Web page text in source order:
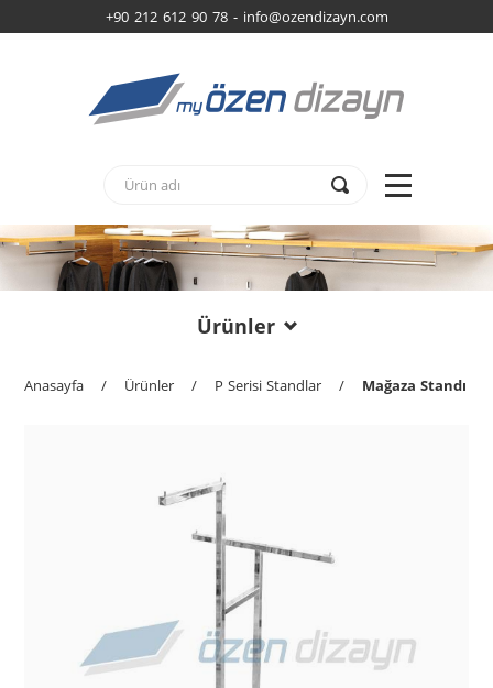
+90 212 612 90 78 - info@ozendizayn.com
Ürünler
Anasayfa / Ürünler / P Serisi Standlar / Mağaza Standı